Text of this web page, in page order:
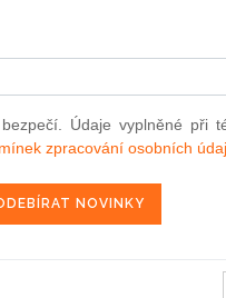
států, především pak
který je v současnosti
Hlavním důvodem
a přílišnému
v Evropské unii.
reformy Paktu stability
rozpočtové kázně
řešení, jak
jeho vymahatelnost a
států, jejichž měnou
iniciování dohody, na
a měnové unii, jinak
Údaje vyplněné při
zpracování osobních